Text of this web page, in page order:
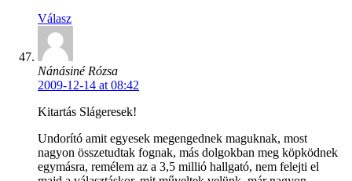
Válasz
Nánásiné Rózsa
2009-12-14 at 08:42
Kitartás Slágeresek!
Undorító amit egyesek megengednek maguknak, most
nagyon összetudtak fognak, más dolgokban meg köpködnek
egymásra, remélem az a 3,5 millió hallgató, nem felejti el